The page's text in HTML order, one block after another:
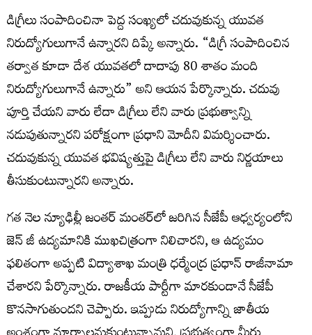
డిగ్రీలు సంపాదించినా పెద్ద సంఖ్యలో చదువుకున్న యువత
నిరుద్యోగులుగానే ఉన్నారని దిప్కే అన్నారు. “డిగ్రీ సంపాదించిన
తర్వాత కూడా దేశ యువతలో దాదాపు 80 శాతం మంది
నిరుద్యోగులుగానే ఉన్నారు” అని ఆయన పేర్కొన్నారు. చదువు
పూర్తి చేయని వారు లేదా డిగ్రీలు లేని వారు ప్రభుత్వాన్ని
నడుపుతున్నారని పరోక్షంగా ప్రధాని మోదీని విమర్శించారు.
చదువుకున్న యువత భవిష్యత్తుపై డిగ్రీలు లేని వారు నిర్ణయాలు
తీసుకుంటున్నారని అన్నారు.
గత నెల న్యూఢిల్లీ జంతర్ మంతర్‌లో జరిగిన సీజేపీ ఆధ్వర్యంలోని
జెన్ జీ ఉద్యమానికి ముఖచిత్రంగా నిలిచారని, ఆ ఉద్యమం
ఫలితంగా అప్పటి విద్యాశాఖ మంత్రి ధర్మేంద్ర ప్రధాన్ రాజీనామా
చేశారని పేర్కొన్నారు. రాజకీయ పార్టీగా మారకుండానే సీజేపీ
కొనసాగుతుందని చెప్పారు. ఇప్పుడు నిరుద్యోగాన్ని జాతీయ